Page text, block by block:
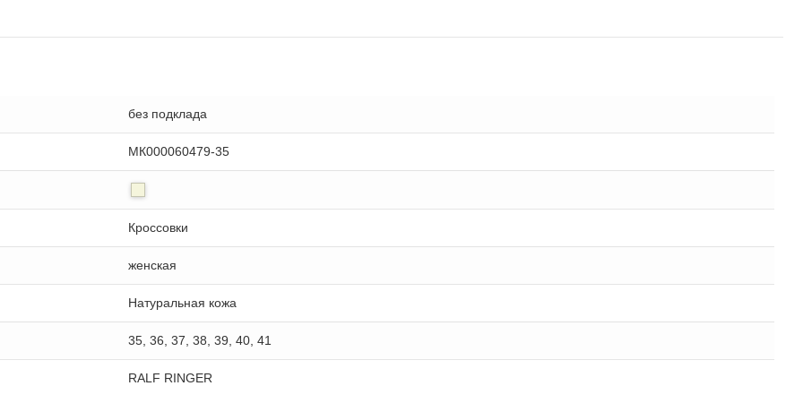
без подклада
МК000060479-35
Кроссовки
женская
Натуральная кожа
35, 36, 37, 38, 39, 40, 41
RALF RINGER